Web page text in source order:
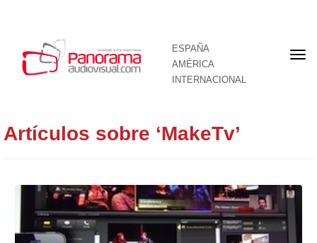
ESPAÑA
AMÉRICA
INTERNACIONAL
Artículos sobre ‘MakeTv’